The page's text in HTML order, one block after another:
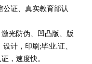
证、真实教育部认
光防伪、凹凸版、版
计，印刷;毕业.证、
，速度快。